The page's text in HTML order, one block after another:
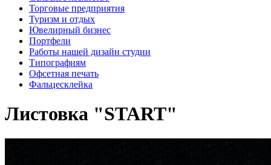
Торговые предприятия
Туризм и отдых
Ювелирный бизнес
Портфели
Работы нашей дизайн студии
Типографиям
Офсетная печать
Фальцесклейка
Листовка "START"